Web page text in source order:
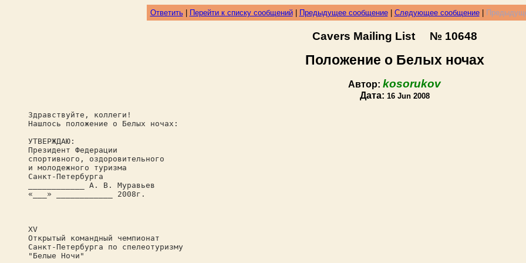
Ответить| Перейти к списку сообщений| Предыдущее сообщение| Следующее сообщение|
Cavers Mailing List № 10648
Положение о Белых ночах
Автор: kosorukov
Дата: 16 Jun 2008
Здравствуйте, коллеги!
Нашлось положение о Белых ночах:
УТВЕРЖДАЮ:
Президент Федерации
спортивного, оздоровительного
и молодежного туризма
Санкт-Петербурга
____________ А. В. Муравьев
«___» ____________ 2008г.
XV
Открытый командный чемпионат
Санкт-Петербурга по спелеотуризму
"Белые Ночи"